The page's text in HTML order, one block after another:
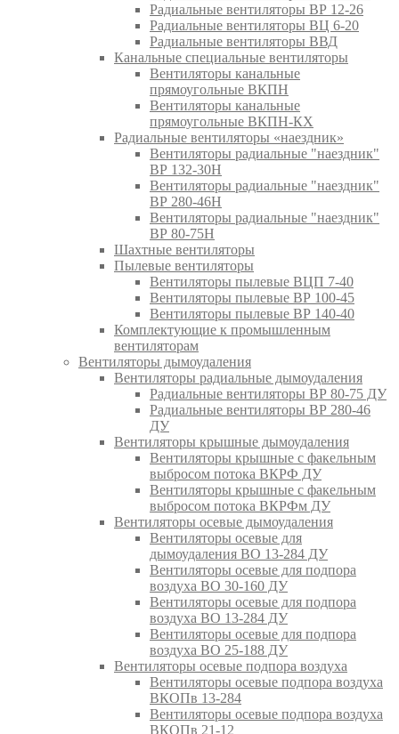
Радиальные вентиляторы ВР 12-26
Радиальные вентиляторы ВЦ 6-20
Радиальные вентиляторы ВВД
Канальные специальные вентиляторы
Вентиляторы канальные
прямоугольные ВКПН
Вентиляторы канальные
прямоугольные ВКПН-КХ
Радиальные вентиляторы «наездник»
Вентиляторы радиальные "наездник"
ВР 132-30Н
Вентиляторы радиальные "наездник"
ВР 280-46Н
Вентиляторы радиальные "наездник"
ВР 80-75Н
Шахтные вентиляторы
Пылевые вентиляторы
Вентиляторы пылевые ВЦП 7-40
Вентиляторы пылевые ВР 100-45
Вентиляторы пылевые ВР 140-40
Комплектующие к промышленным
вентиляторам
Вентиляторы дымоудаления
Вентиляторы радиальные дымоудаления
Радиальные вентиляторы ВР 80-75 ДУ
Радиальные вентиляторы ВР 280-46
ДУ
Вентиляторы крышные дымоудаления
Вентиляторы крышные с факельным
выбросом потока ВКРФ ДУ
Вентиляторы крышные с факельным
выбросом потока ВКРФм ДУ
Вентиляторы осевые дымоудаления
Вентиляторы осевые для
дымоудаления ВО 13-284 ДУ
Вентиляторы осевые для подпора
воздуха ВО 30-160 ДУ
Вентиляторы осевые для подпора
воздуха ВО 13-284 ДУ
Вентиляторы осевые для подпора
воздуха ВО 25-188 ДУ
Вентиляторы осевые подпора воздуха
Вентиляторы осевые подпора воздуха
ВКОПв 13-284
Вентиляторы осевые подпора воздуха
ВКОПв 21-12